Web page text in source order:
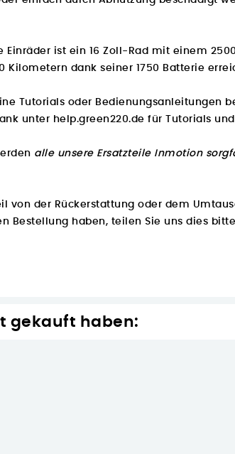
Einräder ist ein 16 Zoll-Rad mit einem
Kilometern dank seiner 1750 Batterie
Tutorials oder Bedienungsanleitungen
unter help.green220.de für Tutorials
alle unsere Ersatzteile Inmotion
von der Rückerstattung oder dem
Bestellung haben, teilen Sie uns dies
gekauft haben: